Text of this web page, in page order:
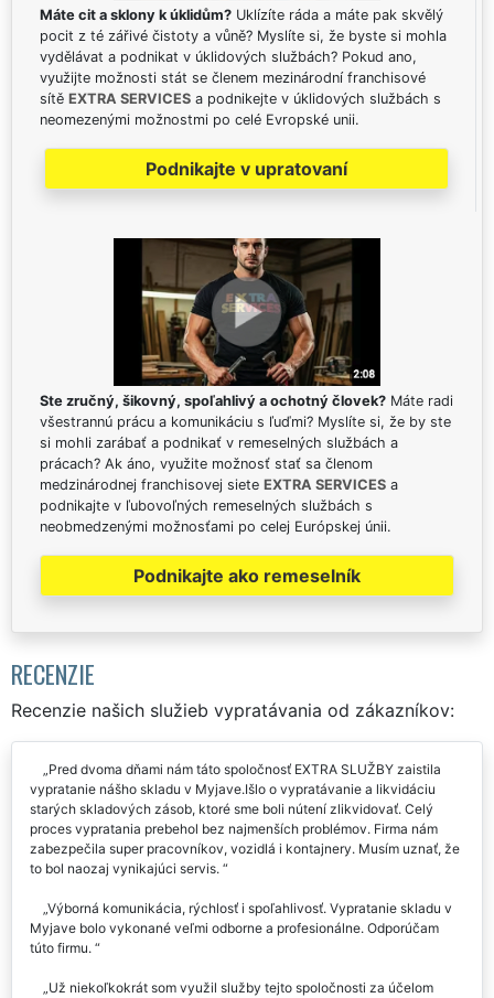
Máte cit a sklony k úklidům? Uklízíte ráda a máte pak skvělý
pocit z té zářivé čistoty a vůně? Myslíte si, že byste si mohla
vydělávat a podnikat v úklidových službách? Pokud ano,
využijte možnosti stát se členem mezinárodní franchisové
sítě EXTRA SERVICES a podnikejte v úklidových službách s
neomezenými možnostmi po celé Evropské unii.
Podnikajte v upratovaní
Ste zručný, šikovný, spoľahlivý a ochotný človek? Máte radi
všestrannú prácu a komunikáciu s ľuďmi? Myslíte si, že by ste
si mohli zarábať a podnikať v remeselných službách a
prácach? Ak áno, využite možnosť stať sa členom
medzinárodnej franchisovej siete EXTRA SERVICES a
podnikajte v ľubovoľných remeselných službách s
neobmedzenými možnosťami po celej Európskej únii.
Podnikajte ako remeselník
RECENZIE
Recenzie našich služieb vypratávania od zákazníkov:
Pred dvoma dňami nám táto spoločnosť EXTRA SLUŽBY zaistila
vypratanie nášho skladu v Myjave.Išlo o vypratávanie a likvidáciu
starých skladových zásob, ktoré sme boli nútení zlikvidovať. Celý
proces vypratania prebehol bez najmenších problémov. Firma nám
zabezpečila super pracovníkov, vozidlá i kontajnery. Musím uznať, že
to bol naozaj vynikajúci servis.
Výborná komunikácia, rýchlosť i spoľahlivosť. Vypratanie skladu v
Myjave bolo vykonané veľmi odborne a profesionálne. Odporúčam
túto firmu.
Už niekoľkokrát som využil služby tejto spoločnosti za účelom